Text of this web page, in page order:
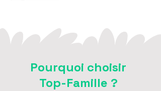
Pourquoi choisir
Top-Famille ?